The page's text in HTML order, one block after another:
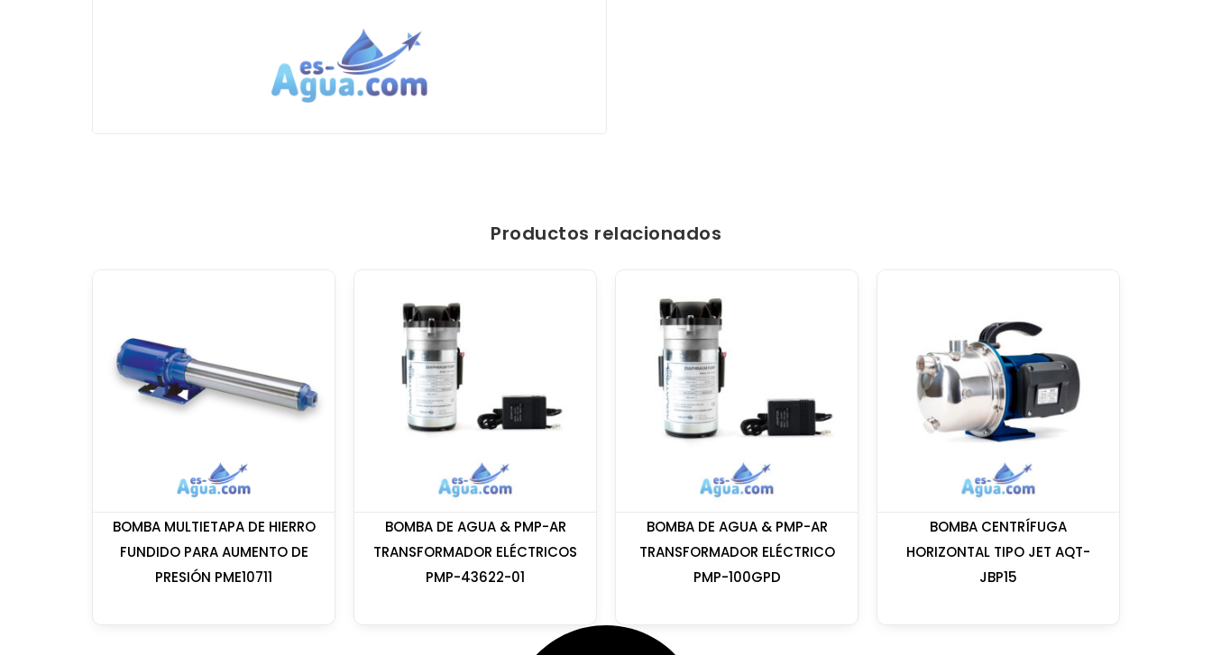
Productos relacionados
BOMBA MULTIETAPA DE HIERRO
FUNDIDO PARA AUMENTO DE
PRESIÓN PME10711
BOMBA DE AGUA & PMP-AR
TRANSFORMADOR ELÉCTRICOS
PMP-43622-01
BOMBA DE AGUA & PMP-AR
TRANSFORMADOR ELÉCTRICO
PMP-100GPD
BOMBA CENTRÍFUGA
HORIZONTAL TIPO JET AQT-
JBP15